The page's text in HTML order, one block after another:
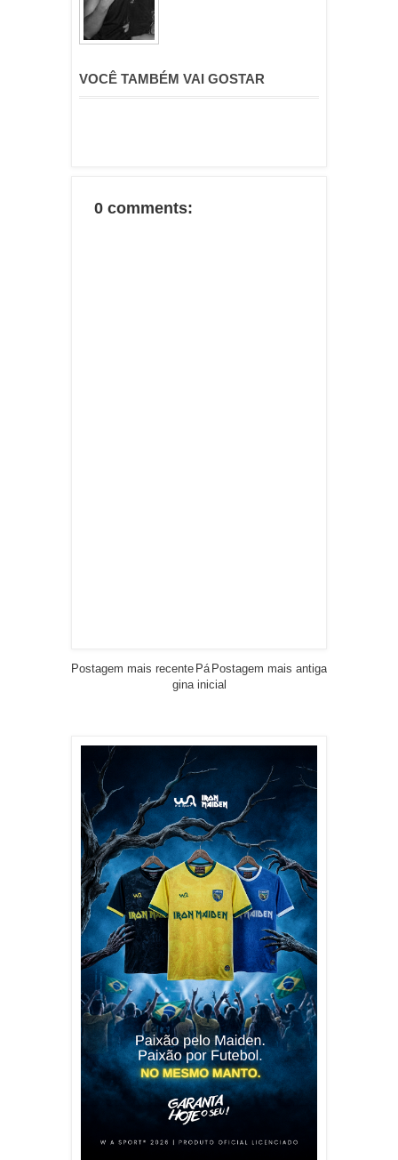
VOCÊ TAMBÉM VAI GOSTAR
0 comments:
Postagem mais recente Postagem mais antiga
Pá
gina inicial